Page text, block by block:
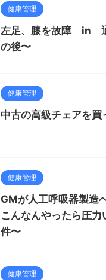
健康管理
左足、膝を故障 in
の後〜
健康管理
中古の高級チェアを買
健康管理
GMが人工呼吸器製
こんなんやったら圧力
件〜
健康管理